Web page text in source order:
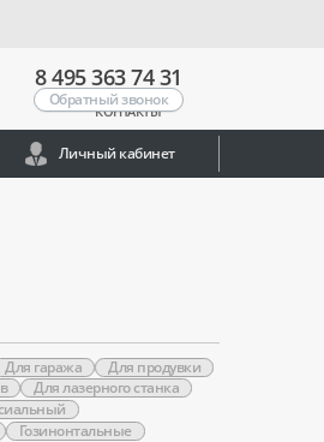
КОНТАКТЫ
8 495 363 74 31
Обратный звонок
Личный кабинет
Для гаража
Для продувки
Для лазерного станка
Гозинонтальные